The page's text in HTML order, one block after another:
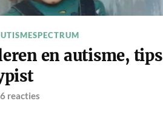
en autisme, tips
6 reacties